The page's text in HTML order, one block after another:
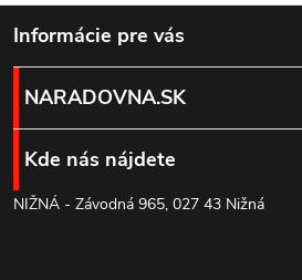
á
d
a
c
i
Z
á
p
ä
Informácie pre vás
NARADOVNA.SK
Kde nás nájdete
NIŽNÁ - Závodná 965, 027 43 Nižná